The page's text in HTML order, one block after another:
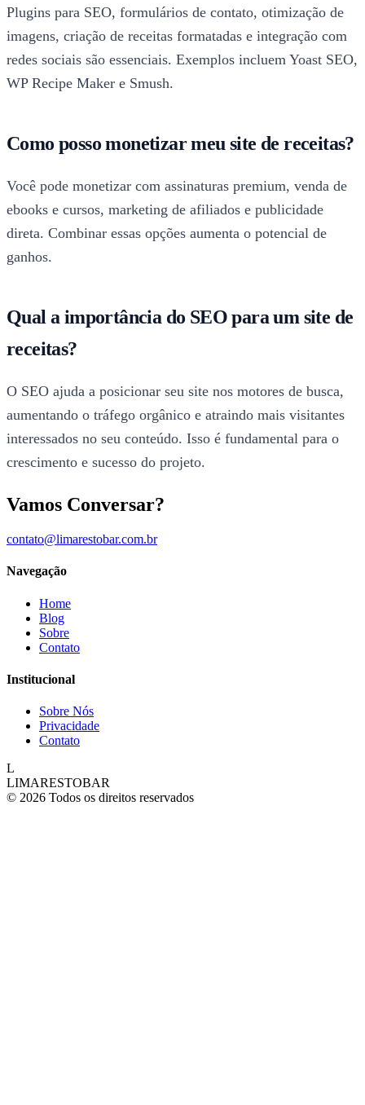
Plugins para SEO, formulários de contato, otimização de
imagens, criação de receitas formatadas e integração com
redes sociais são essenciais. Exemplos incluem Yoast SEO,
WP Recipe Maker e Smush.
Como posso monetizar meu site de receitas?
Você pode monetizar com assinaturas premium, venda de
ebooks e cursos, marketing de afiliados e publicidade
direta. Combinar essas opções aumenta o potencial de
ganhos.
Qual a importância do SEO para um site de
receitas?
O SEO ajuda a posicionar seu site nos motores de busca,
aumentando o tráfego orgânico e atraindo mais visitantes
interessados no seu conteúdo. Isso é fundamental para o
crescimento e sucesso do projeto.
Vamos Conversar?
contato@limarestobar.com.br
Navegação
Home
Blog
Sobre
Contato
Institucional
Sobre Nós
Privacidade
Contato
L
LIMARESTOBAR
© 2026 Todos os direitos reservados